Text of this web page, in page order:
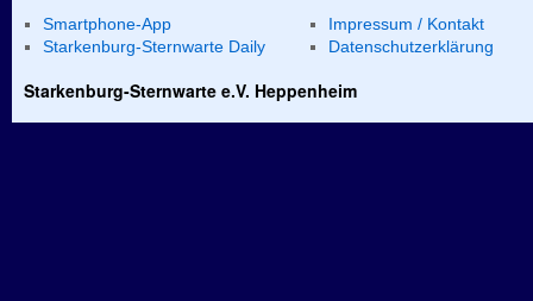
Smartphone-App
Starkenburg-Sternwarte Daily
Impressum / Kontakt
Datenschutzerklärung
Starkenburg-Sternwarte e.V. Heppenheim